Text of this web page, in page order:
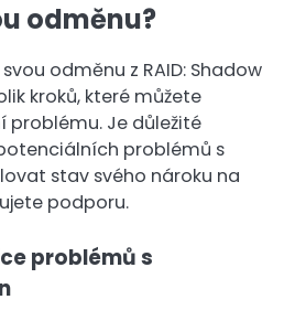
odměnu?
odměnu z RAID: Shadow
kroků, které můžete
problému. Je důležité
problémů s
stav svého nároku na
podporu.
problémů s